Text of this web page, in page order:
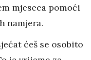
mjeseca pomoći
namjera.
ćeš se osobito